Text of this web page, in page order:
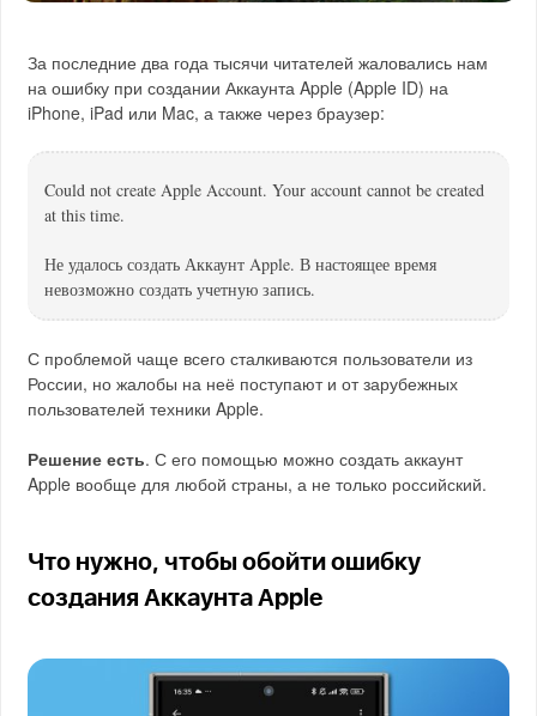
За последние два года тысячи читателей жаловались нам
на ошибку при создании Аккаунта Apple (Apple ID) на
iPhone, iPad или Mac, а также через браузер:
Could not create Apple Account. Your account cannot be created
at this time.
Не удалось создать Аккаунт Apple. В настоящее время
невозможно создать учетную запись.
С проблемой чаще всего сталкиваются пользователи из
России, но жалобы на неё поступают и от зарубежных
пользователей техники Apple.
Решение есть. С его помощью можно создать аккаунт
Apple вообще для любой страны, а не только российский.
Что нужно, чтобы обойти ошибку
создания Аккаунта Apple